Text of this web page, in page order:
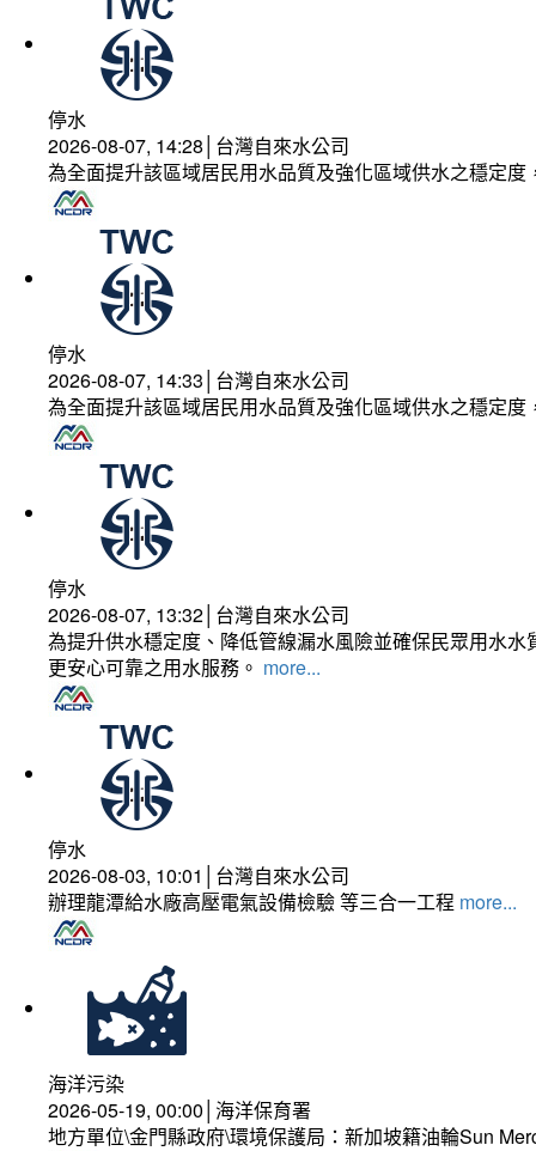
停水
2026-08-07, 14:28│台灣自來水公司
為全面提升該區域居民用水品質及強化區域供水之穩定
停水
2026-08-07, 14:33│台灣自來水公司
為全面提升該區域居民用水品質及強化區域供水之穩定
停水
2026-08-07, 13:32│台灣自來水公司
為提升供水穩定度、降低管線漏水風險並確保民眾用水
更安心可靠之用水服務。 more...
停水
2026-08-03, 10:01│台灣自來水公司
辦理龍潭給水廠高壓電氣設備檢驗 等三合一工程 more...
海洋污染
2026-05-19, 00:00│海洋保育署
地方單位\金門縣政府\環境保護局：新加坡籍油輪Sun